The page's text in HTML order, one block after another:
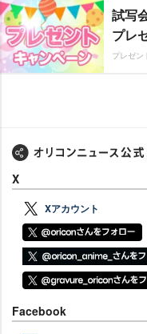
試写
プレ
プレゼン
X
Xアカウント
Facebook